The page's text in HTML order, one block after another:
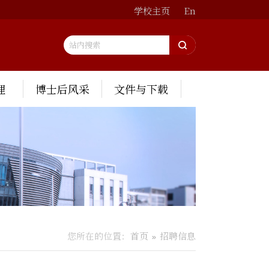
学校主页 En
博士后风采 文件与下载
您所在的位置： 首页 招聘信息